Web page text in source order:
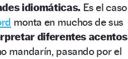
idiomáticas. Es el caso
monta en muchos de sus
diferentes acentos
mandarín, pasando por el